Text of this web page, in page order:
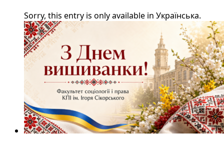
Sorry, this entry is only available in Українська.